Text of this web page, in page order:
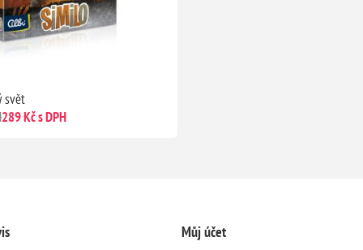
svět
289 Kč s DPH
Můj účet